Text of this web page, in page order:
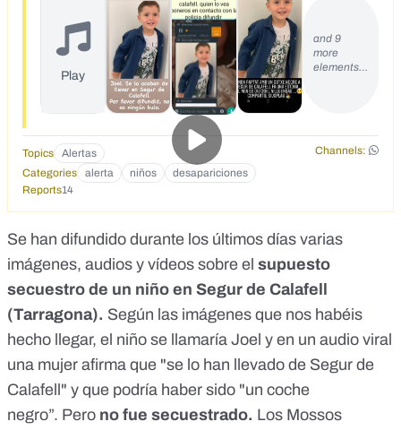
Play
and 9
more
elements…
Topics Alertas
Channels:
Categories
alerta niños
desapariciones
Reports14
Se han difundido durante los últimos días varias
imágenes, audios y vídeos sobre el supuesto
secuestro de un niño en Segur de Calafell
(Tarragona). Según las imágenes que nos habéis
hecho llegar, el niño se llamaría Joel y en un audio viral
una mujer afirma que "se lo han llevado de Segur de
Calafell" y que podría haber sido "un coche
negro”. Pero no fue secuestrado. Los Mossos